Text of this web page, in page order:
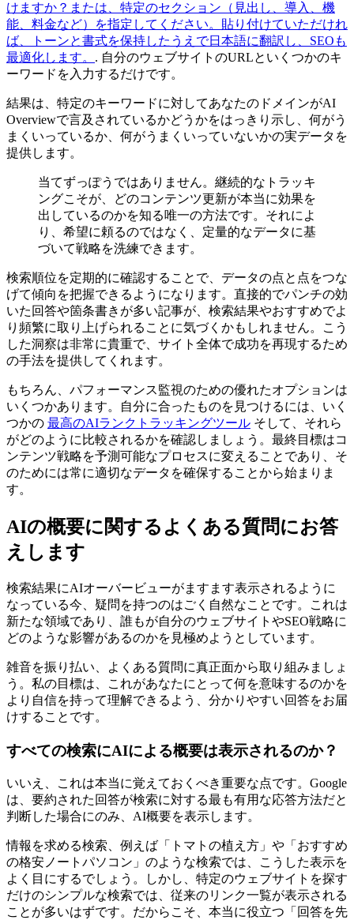
けますか？または、特定のセクション（見出し、導入、機
能、料金など）を指定してください。貼り付けていただけれ
ば、トーンと書式を保持したうえで日本語に翻訳し、SEOも
最適化します。 . 自分のウェブサイトのURLといくつかのキ
ーワードを入力するだけです。
結果は、特定のキーワードに対してあなたのドメインがAI
Overviewで言及されているかどうかをはっきり示し、何がう
まくいっているか、何がうまくいっていないかの実データを
提供します。
当てずっぽうではありません。継続的なトラッキ
ングこそが、どのコンテンツ更新が本当に効果を
出しているのかを知る唯一の方法です。それによ
り、希望に頼るのではなく、定量的なデータに基
づいて戦略を洗練できます。
検索順位を定期的に確認することで、データの点と点をつな
げて傾向を把握できるようになります。直接的でパンチの効
いた回答や箇条書きが多い記事が、検索結果やおすすめでよ
り頻繁に取り上げられることに気づくかもしれません。こう
した洞察は非常に貴重で、サイト全体で成功を再現するため
の手法を提供してくれます。
もちろん、パフォーマンス監視のための優れたオプションは
いくつかあります。自分に合ったものを見つけるには、いく
つかの 最高のAIランクトラッキングツール そして、それら
がどのように比較されるかを確認しましょう。最終目標はコ
ンテンツ戦略を予測可能なプロセスに変えることであり、そ
のためには常に適切なデータを確保することから始まりま
す。
AIの概要に関するよくある質問にお答
えします
検索結果にAIオーバービューがますます表示されるように
なっている今、疑問を持つのはごく自然なことです。これは
新たな領域であり、誰もが自分のウェブサイトやSEO戦略に
どのような影響があるのかを見極めようとしています。
雑音を振り払い、よくある質問に真正面から取り組みましょ
う。私の目標は、これがあなたにとって何を意味するのかを
より自信を持って理解できるよう、分かりやすい回答をお届
けすることです。
すべての検索にAIによる概要は表示されるのか？
いいえ、これは本当に覚えておくべき重要な点です。Google
は、要約された回答が検索に対する最も有用な応答方法だと
判断した場合にのみ、AI概要を表示します。
情報を求める検索、例えば「トマトの植え方」や「おすすめ
の格安ノートパソコン」のような検索では、こうした表示を
よく目にするでしょう。しかし、特定のウェブサイトを探す
だけのシンプルな検索では、従来のリンク一覧が表示される
ことが多いはずです。だからこそ、本当に役立つ「回答を先